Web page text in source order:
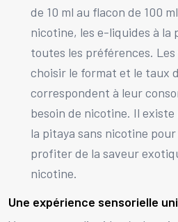
de 10 ml au flacon de 100
nicotine, les e-liquides à la
toutes les préférences.
choisir le format et le taux
correspondent à leur
besoin de nicotine. Il
la pitaya sans nicotine
profiter de la saveur
nicotine.
Une expérience sensorielle